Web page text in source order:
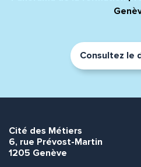
Consultez le
Cité des Métiers
6, rue Prévost-Martin
1205 Genève